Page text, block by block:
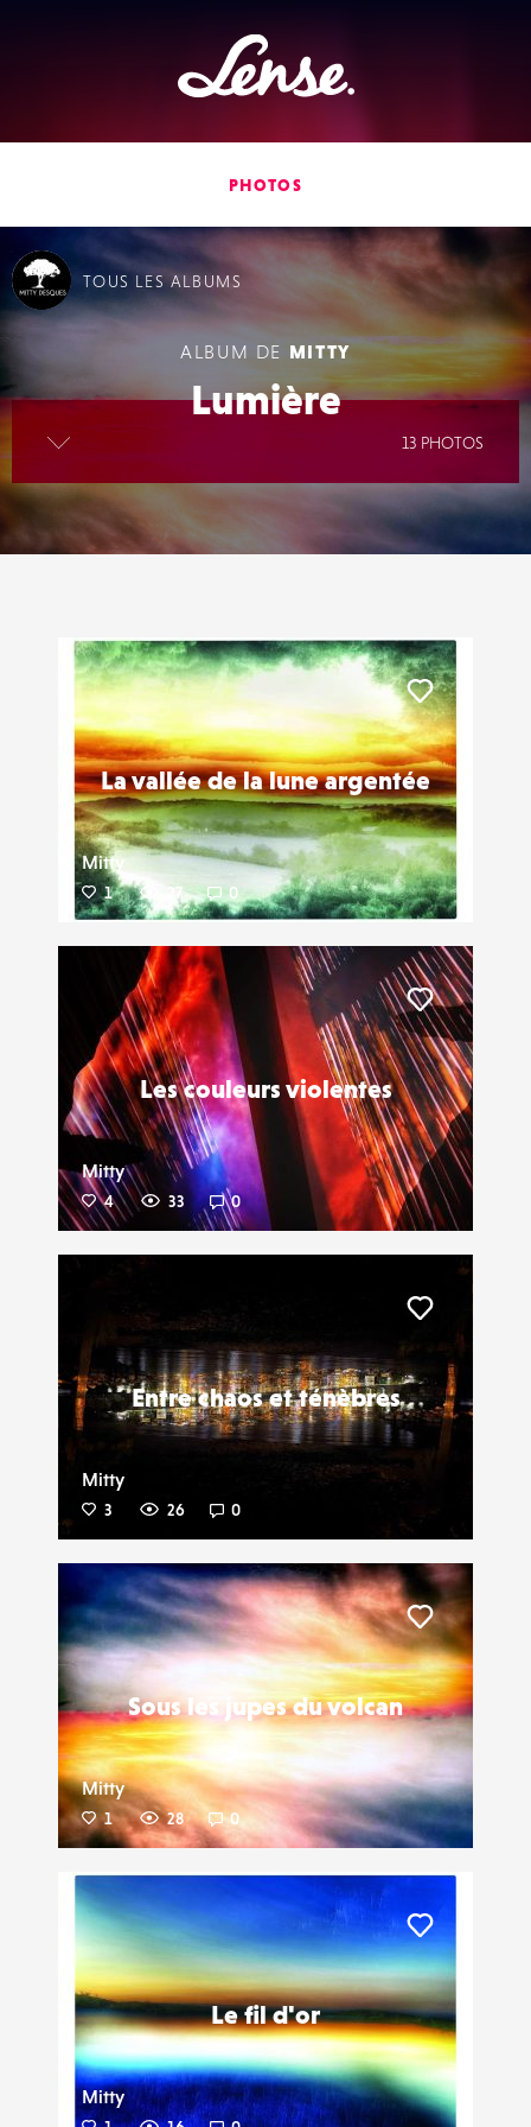
PHOTOS
ALBUM DE MITTY
Lumière
13 PHOTOS
TOUS LES ALBUMS
La vallée de la lune argentée
Mitty
1 27 0
Les couleurs violentes
Mitty
4 33 0
Liker
Entre chaos et ténèbres
Mitty
3 26 0
Sous les jupes du volcan
Mitty
1 28 0
Liker
Le fil d'or
Mitty